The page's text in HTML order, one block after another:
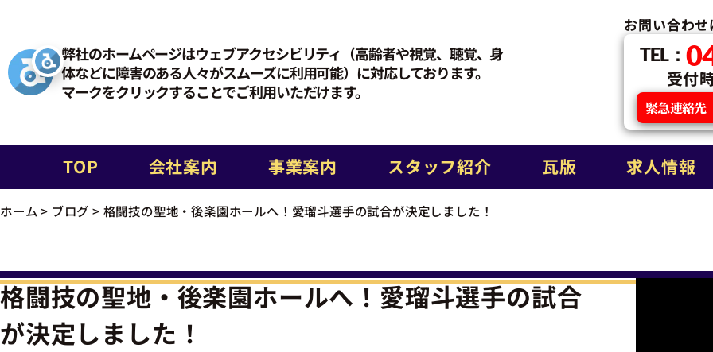
弊社のホームページはウェブアクセシビリティ（高齢者や視覚、聴覚、身
体などに障害のある人々がスムーズに利用可能）に対応しております。
マークをクリックすることでご利用いただけます。
お問い合わ
TEL：
受付
緊急連絡先
TOP 会社案内 事業案内 スタッフ紹介 瓦版 求人情報
ホーム > ブログ > 格闘技の聖地・後楽園ホールへ！愛瑠斗選手の試合が決定しました！
格闘技の聖地・後楽園ホールへ！愛瑠斗選手の試合
が決定しました！